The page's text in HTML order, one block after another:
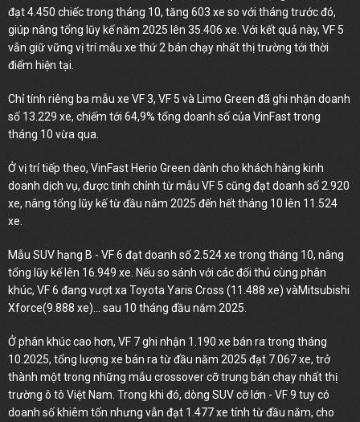
đạt 4.450 chiếc trong tháng 10, tăng 603 xe so với tháng trước đó,
giúp nâng tổng lũy kế năm 2025 lên 35.406 xe. Với kết quả này, VF 5
vẫn giữ vững vị trí mẫu xe thứ 2 bán chạy nhất thị trường tới thời
điểm hiện tại.
Chỉ tính riêng ba mẫu xe VF 3, VF 5 và Limo Green đã ghi nhận doanh
số 13.229 xe, chiếm tới 64,9% tổng doanh số của VinFast trong
tháng 10 vừa qua.
Ở vị trí tiếp theo, VinFast Herio Green dành cho khách hàng kinh
doanh dịch vụ, được tinh chỉnh từ mẫu VF 5 cũng đạt doanh số 2.920
xe, nâng tổng lũy kế từ đầu năm 2025 đến hết tháng 10 lên 11.524
xe.
Mẫu SUV hạng B - VF 6 đạt doanh số 2.524 xe trong tháng 10, nâng
tổng lũy kế lên 16.949 xe. Nếu so sánh với các đối thủ cùng phân
khúc, VF 6 đang vượt xa Toyota Yaris Cross (11.488 xe) vàMitsubishi
Xforce(9.888 xe)... sau 10 tháng đầu năm 2025.
Ở phân khúc cao hơn, VF 7 ghi nhận 1.190 xe bán ra trong tháng
10.2025, tổng lượng xe bán ra từ đầu năm 2025 đạt 7.067 xe, trở
thành một trong những mẫu crossover cỡ trung bán chạy nhất thị
trường ô tô Việt Nam. Trong khi đó, dòng SUV cỡ lớn - VF 9 tuy có
doanh số khiêm tốn nhưng vẫn đạt 1.477 xe tính từ đầu năm, cho